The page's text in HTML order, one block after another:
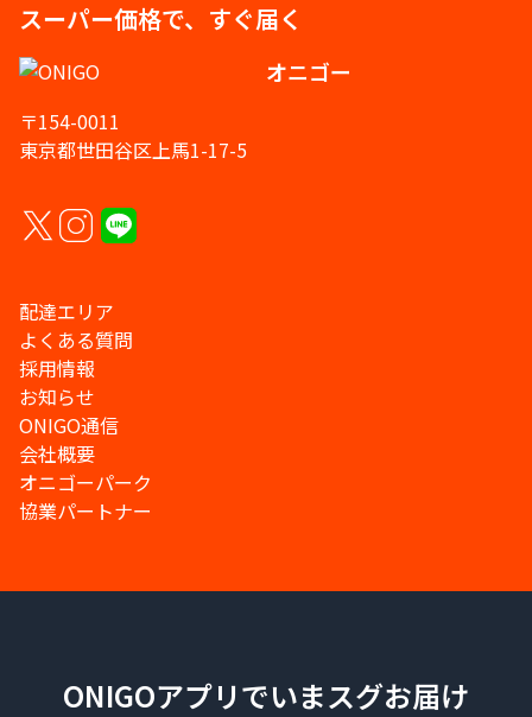
スーパー価格で、すぐ届く
オニゴー
〒154-0011
東京都世田谷区上馬1-17-5
配達エリア
よくある質問
採用情報
お知らせ
ONIGO通信
会社概要
オニゴーパーク
協業パートナー
ONIGOアプリでいまスグお届け